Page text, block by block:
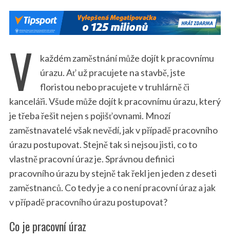
V
každém zaměstnání může dojít k pracovnímu
úrazu. Ať už pracujete na stavbě, jste
floristou nebo pracujete v truhlárně či
kanceláři. Všude může dojít k pracovnímu úrazu, který
je třeba řešit nejen s pojišťovnami. Mnozí
zaměstnavatelé však nevědí, jak v případě pracovního
úrazu postupovat. Stejně tak si nejsou jisti, co to
vlastně pracovní úraz je. Správnou definici
pracovního úrazu by stejně tak řekl jen jeden z deseti
zaměstnanců. Co tedy je a co není pracovní úraz a jak
v případě pracovního úrazu postupovat?
Co je pracovní úraz